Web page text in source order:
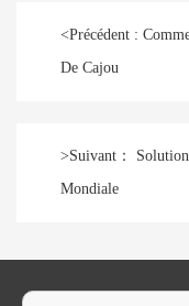
<Précédent :
De Cajou
>Suivant：
Mondiale